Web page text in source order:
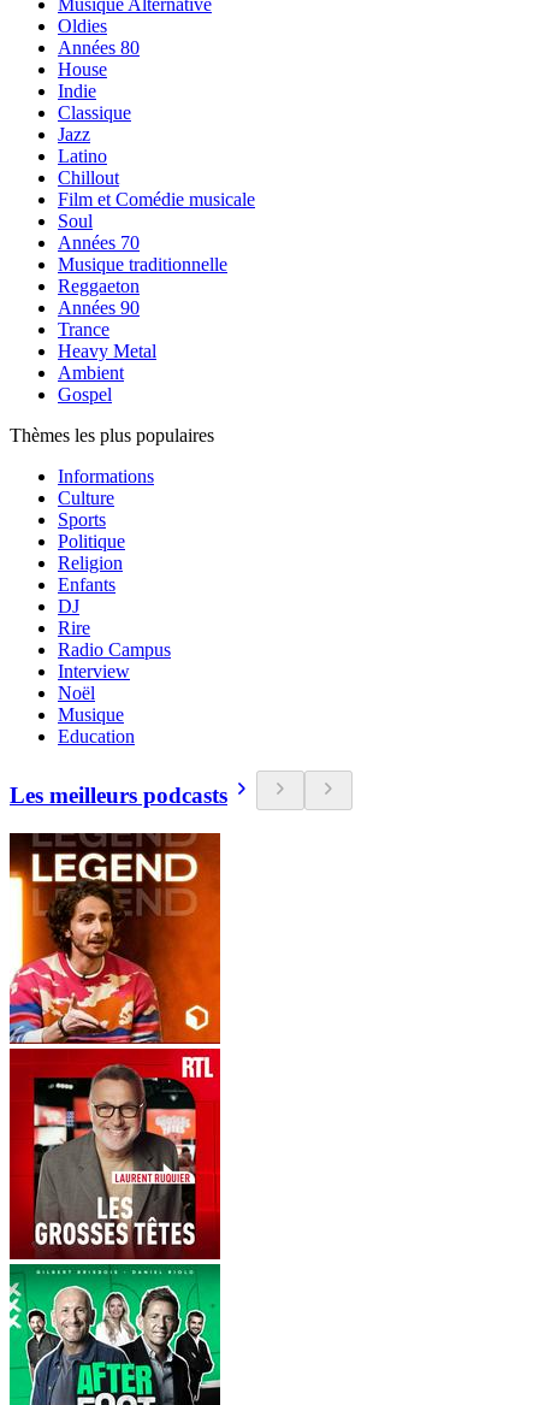
Musique Alternative
Oldies
Années 80
House
Indie
Classique
Jazz
Latino
Chillout
Film et Comédie musicale
Soul
Années 70
Musique traditionnelle
Reggaeton
Années 90
Trance
Heavy Metal
Ambient
Gospel
Thèmes les plus populaires
Informations
Culture
Sports
Politique
Religion
Enfants
DJ
Rire
Radio Campus
Interview
Noël
Musique
Education
Les meilleurs podcasts